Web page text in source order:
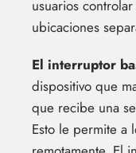
usuarios
ubicaciones
El interruptor
dispositivo que
que recibe una
Esto le permite a